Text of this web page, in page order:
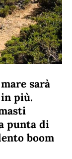
sarà
più.
punta di
boom